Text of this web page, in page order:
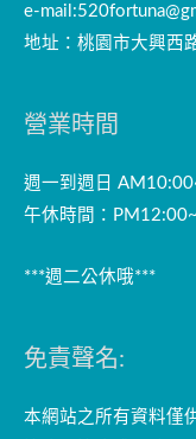
e-mail:
地址：桃園市大興西
營業時間
週一到週日
午休時間：
***週二公休哦***
免責聲名:
本網站之所有資料僅